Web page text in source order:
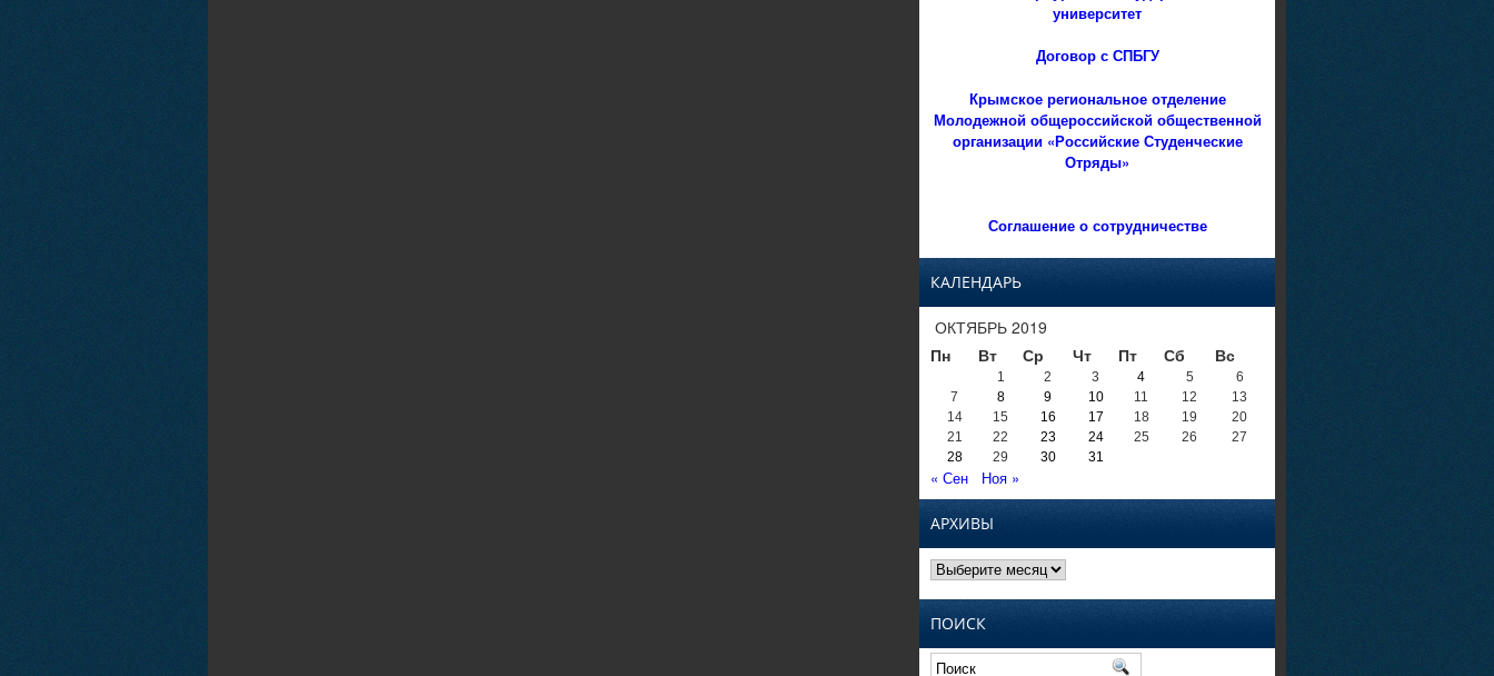
университет
Договор с СПБГУ
Крымское региональное отделение
Молодежной общероссийской общественной
организации «Российские Студенческие
Отряды»
Соглашение о сотрудничестве
КАЛЕНДАРЬ
ОКТЯБРЬ 2019
Пн
Вт Ср Чт Пт Сб Вс
1 2 3 4 5
6
7
8 9 10 11 12
13
14
15 16 17 18 19
20
21
22 23 24 25 26
27
28
29 30 31
« Сен Ноя »
АРХИВЫ
Архивы
ПОИСК